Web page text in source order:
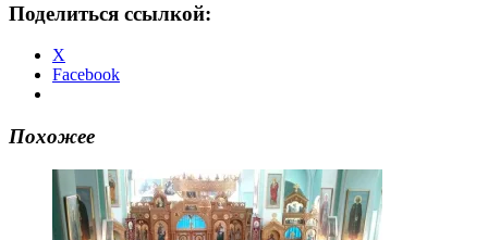
Поделиться ссылкой:
X
Facebook
Похожее